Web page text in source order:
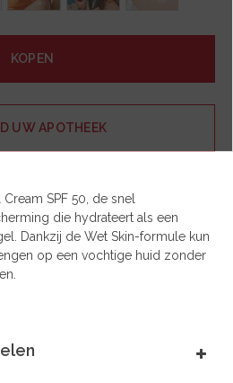
KOPEN
UW APOTHEEK
SPF 50, de snel
die hydrateert als een
Dankzij de Wet Skin-formule kun
op een vochtige huid zonder